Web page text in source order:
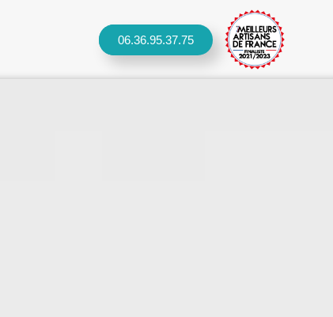
06.36.95.37.75